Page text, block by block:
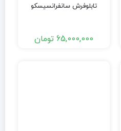
تابلوفرش سانفرانسیسکو
65,000,000 تومان